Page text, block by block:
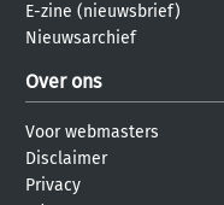
E-zine (nieuwsbrief)
Nieuwsarchief
Over ons
Voor webmasters
Disclaimer
Privacy